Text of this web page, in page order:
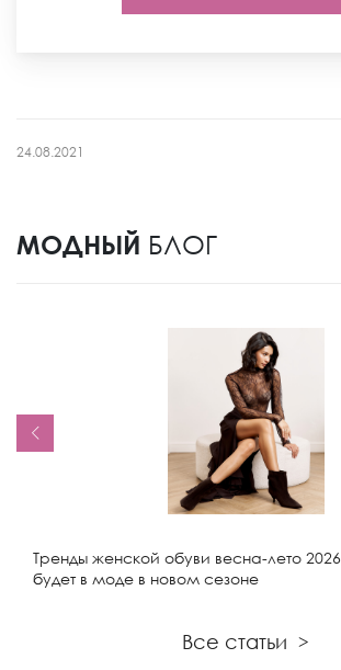
24.08.2021
МОДНЫЙ БЛОГ
Тренды женской обуви весна-лето
будет в моде в новом сезоне
Все статьи >